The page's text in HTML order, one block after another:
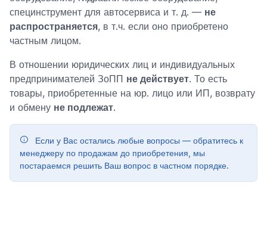
специнструмент для автосервиса и т. д. — не
распространяется, в т.ч. если оно приобретено
частным лицом.
В отношении юридических лиц и индивидуальных
предпринимателей ЗоПП не действует. То есть
товары, приобретенные на юр. лицо или ИП, возврату
и обмену не подлежат.
Если у Вас остались любые вопросы — обратитесь к
менеджеру по продажам до приобретения, мы
постараемся решить Ваш вопрос в частном порядке.